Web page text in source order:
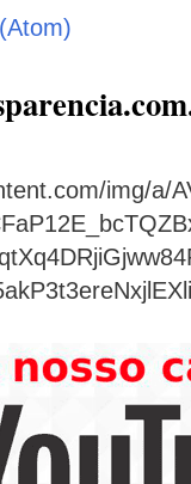
img/a/